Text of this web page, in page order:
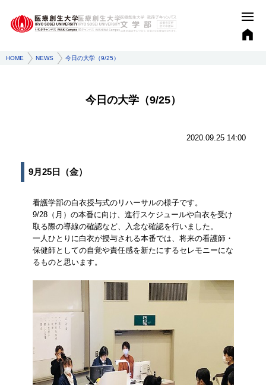
HOME NEWS 今日の大学（9/25）
今日の大学（9/25）
2020.09.25 14:00
9月25日（金）
看護学部の白衣授与式のリハーサルの様子です。
9/28（月）の本番に向け、進行スケジュールや白衣を受け
取る際の導線の確認など、入念な確認を行いました。
一人ひとりに白衣が授与される本番では、将来の看護師・
保健師としての自覚や責任感を新たにするセレモニーにな
るものと思います。